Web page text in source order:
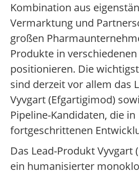
Kombination aus
Vermarktung und
großen
Produkte in
positionieren. Die
sind derzeit vor allem das
Vyvgart (Efgartigimod)
Pipeline-Kandidaten, die in
fortgeschrittenen
Das Lead-Produkt Vyvgart
ein humanisierter